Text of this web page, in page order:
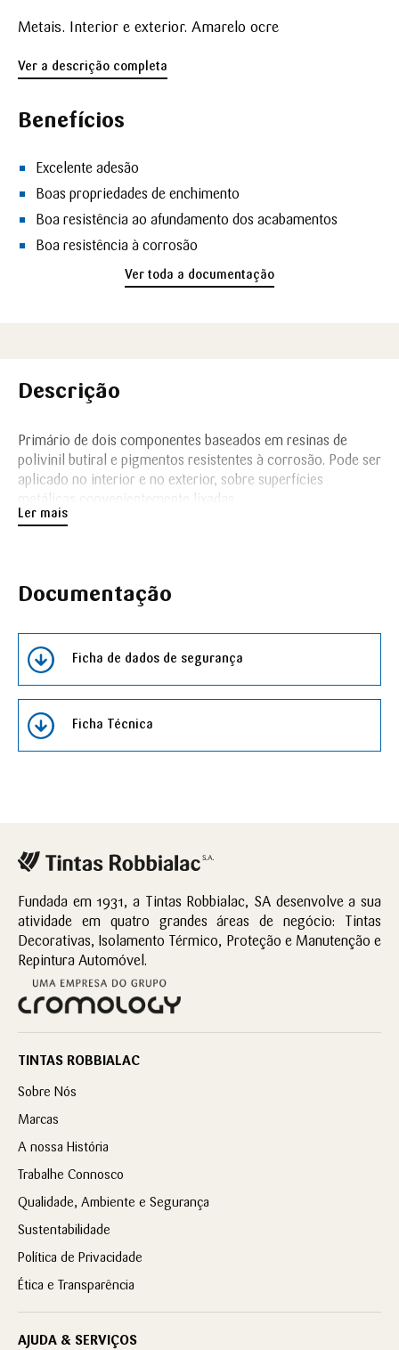
Metais. Interior e exterior. Amarelo ocre
Ver a descrição completa
Benefícios
Excelente adesão
Boas propriedades de enchimento
Boa resistência ao afundamento dos acabamentos
Boa resistência à corrosão
Ver toda a documentação
Descrição
Primário de dois componentes baseados em resinas de
polivinil butiral e pigmentos resistentes à corrosão. Pode ser
aplicado no interior e no exterior, sobre superfícies
metálicas convenientemente lixadas.
Ler mais
Documentação
Ficha de dados de segurança
Ficha Técnica
Fundada em 1931, a Tintas Robbialac, SA desenvolve a sua
atividade em quatro grandes áreas de negócio: Tintas
Decorativas, Isolamento Térmico, Proteção e Manutenção e
Repintura Automóvel.
TINTAS ROBBIALAC
Sobre Nós
Marcas
A nossa História
Trabalhe Connosco
Qualidade, Ambiente e Segurança
Sustentabilidade
Política de Privacidade
Ética e Transparência
AJUDA & SERVIÇOS